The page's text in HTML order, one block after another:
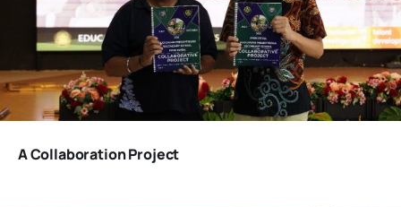
A Collaboration Project